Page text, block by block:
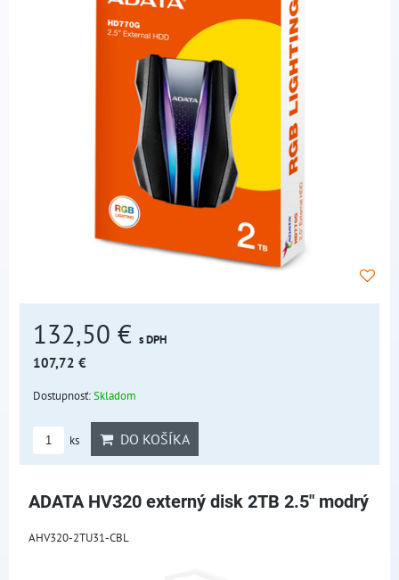
132,50 € s DPH
107,72 €
Dostupnosť:Skladom
ks DO KOŠÍKA
ADATA HV320 externý disk 2TB 2.5" modrý
AHV320-2TU31-CBL